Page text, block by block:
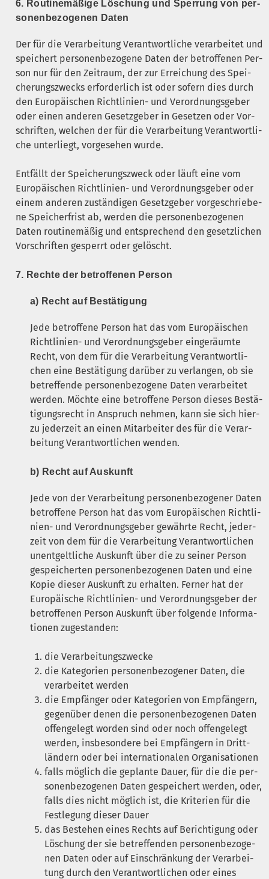
6. Rou­ti­ne­mä­ßi­ge Löschung und Sper­rung von per­
so­nen­be­zo­ge­nen Daten
Der für die Ver­ar­bei­tung Ver­ant­wort­li­che ver­ar­bei­tet und
spei­chert per­so­nen­be­zo­ge­ne Daten der betrof­fe­nen Per­
son nur für den Zeit­raum, der zur Errei­chung des Spei­
che­rungs­zwecks erfor­der­lich ist oder sofern dies durch
den Euro­päi­schen Richt­li­ni­en- und Ver­ord­nungs­ge­ber
oder einen ande­ren Gesetz­ge­ber in Geset­zen oder Vor­
schrif­ten, wel­chen der für die Ver­ar­bei­tung Ver­ant­wort­li­
che unter­liegt, vor­ge­se­hen wurde.
Ent­fällt der Spei­che­rungs­zweck oder läuft eine vom
Euro­päi­schen Richt­li­ni­en- und Ver­ord­nungs­ge­ber oder
einem ande­ren zustän­di­gen Gesetz­ge­ber vor­ge­schrie­be­
ne Spei­cher­frist ab, wer­den die per­so­nen­be­zo­ge­nen
Daten rou­ti­ne­mä­ßig und ent­spre­chend den gesetz­li­chen
Vor­schrif­ten gesperrt oder gelöscht.
7. Rech­te der betrof­fe­nen Person
a) Recht auf Bestätigung
Jede betrof­fe­ne Per­son hat das vom Euro­päi­schen
Richt­li­ni­en- und Ver­ord­nungs­ge­ber ein­ge­räum­te
Recht, von dem für die Ver­ar­bei­tung Ver­ant­wort­li­
chen eine Bestä­ti­gung dar­über zu ver­lan­gen, ob sie
betref­fen­de per­so­nen­be­zo­ge­ne Daten ver­ar­bei­tet
wer­den. Möch­te eine betrof­fe­ne Per­son die­ses Bestä­
ti­gungs­recht in Anspruch neh­men, kann sie sich hier­
zu jeder­zeit an einen Mit­ar­bei­ter des für die Ver­ar­
bei­tung Ver­ant­wort­li­chen wenden.
b) Recht auf Auskunft
Jede von der Ver­ar­bei­tung per­so­nen­be­zo­ge­ner Daten
betrof­fe­ne Per­son hat das vom Euro­päi­schen Richt­li­
ni­en- und Ver­ord­nungs­ge­ber gewähr­te Recht, jeder­
zeit von dem für die Ver­ar­bei­tung Ver­ant­wort­li­chen
unent­gelt­li­che Aus­kunft über die zu sei­ner Per­son
gespei­cher­ten per­so­nen­be­zo­ge­nen Daten und eine
Kopie die­ser Aus­kunft zu erhal­ten. Fer­ner hat der
Euro­päi­sche Richt­li­ni­en- und Ver­ord­nungs­ge­ber der
betrof­fe­nen Per­son Aus­kunft über fol­gen­de Infor­ma­
tio­nen zugestanden:
die Ver­ar­bei­tungs­zwe­cke
die Kate­go­rien per­so­nen­be­zo­ge­ner Daten, die
ver­ar­bei­tet werden
die Emp­fän­ger oder Kate­go­rien von Emp­fän­gern,
gegen­über denen die per­so­nen­be­zo­ge­nen Daten
offen­ge­legt wor­den sind oder noch offen­ge­legt
wer­den, ins­be­son­de­re bei Emp­fän­gern in Dritt­
län­dern oder bei inter­na­tio­na­len Organisationen
falls mög­lich die geplan­te Dau­er, für die die per­
so­nen­be­zo­ge­nen Daten gespei­chert wer­den, oder,
falls dies nicht mög­lich ist, die Kri­te­ri­en für die
Fest­le­gung die­ser Dauer
das Bestehen eines Rechts auf Berich­ti­gung oder
Löschung der sie betref­fen­den per­so­nen­be­zo­ge­
nen Daten oder auf Ein­schrän­kung der Ver­ar­bei­
tung durch den Ver­ant­wort­li­chen oder eines